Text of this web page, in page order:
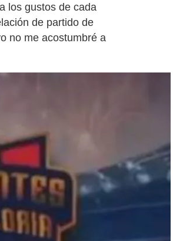
los gustos de cada
de partido de
no me acostumbré a